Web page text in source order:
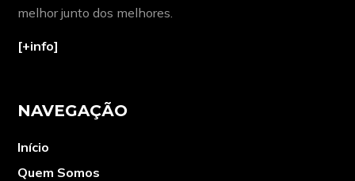
melhor junto dos melhores.
[+info]
NAVEGAÇÃO
Início
Quem Somos